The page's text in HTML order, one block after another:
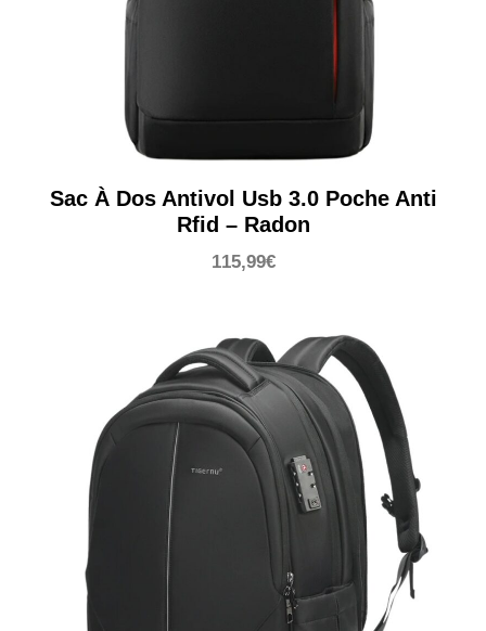
Sac À Dos Antivol Usb 3.0 Poche Anti
Rfid – Radon
115,99€